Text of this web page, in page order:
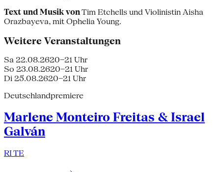
Text und Musik vonTim Etchells und Violinistin Aisha
Orazbayeva, mit Ophelia Young.
Weitere Veranstaltungen
Sa 22.08.2620–21 Uhr
So 23.08.2620–21 Uhr
Di 25.08.2620–21 Uhr
Deutschlandpremiere
Marlene Monteiro Freitas & Israel
Galván
RI TE